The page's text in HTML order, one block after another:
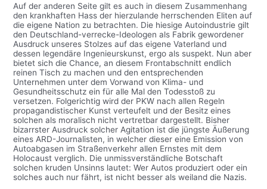
Auf der anderen Seite gilt es auch in diesem Zusammenhang
den krankhaften Hass der hierzulande herrschenden Eliten auf
die eigene Nation zu betrachten. Die hiesige Autoindustrie gilt
den Deutschland-verrecke-Ideologen als Fabrik gewordener
Ausdruck unseres Stolzes auf das eigene Vaterland und
dessen legendäre Ingenieurskunst, ergo als suspekt. Nun aber
bietet sich die Chance, an diesem Frontabschnitt endlich
reinen Tisch zu machen und den entsprechenden
Unternehmen unter dem Vorwand von Klima- und
Gesundheitsschutz ein für alle Mal den Todesstoß zu
versetzen. Folgerichtig wird der PKW nach allen Regeln
propagandistischer Kunst verteufelt und der Besitz eines
solchen als moralisch nicht vertretbar dargestellt. Bisher
bizarrster Ausdruck solcher Agitation ist die jüngste Äußerung
eines ARD-Journalisten, in welcher dieser eine Emission von
Autoabgasen im Straßenverkehr allen Ernstes mit dem
Holocaust verglich. Die unmissverständliche Botschaft
solchen kruden Unsinns lautet: Wer Autos produziert oder ein
solches auch nur fährt, ist nicht besser als weiland die Nazis.